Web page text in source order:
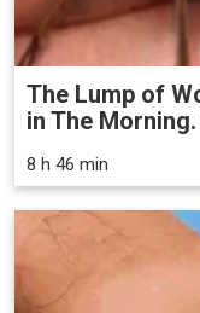
The Lump of
in The
8 h 46 min